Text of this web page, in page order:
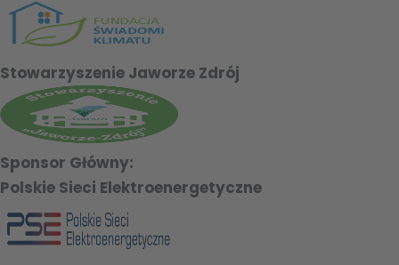
Stowarzyszenie Jaworze Zdrój
Sponsor Główny:
Polskie Sieci Elektroenergetyczne